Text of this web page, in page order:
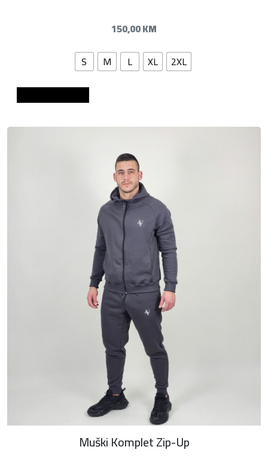
150,00KM
S
M L XL
2XL
Muški Komplet Zip-Up